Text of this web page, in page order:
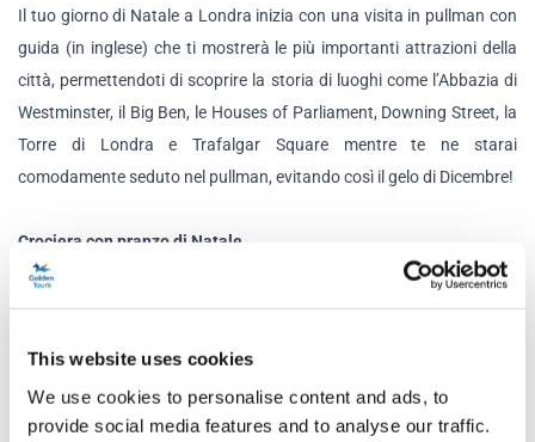
This website uses cookies
We use cookies to personalise content and ads, to
provide social media features and to analyse our traffic.
Il tuo giorno di Natale a Londra inizia con una visita in pullman con
guida (in inglese) che ti mostrerà le più importanti attrazioni della
città, permettendoti di scoprire la storia di luoghi come l’Abbazia di
Westminster, il Big Ben, le Houses of Parliament, Downing Street, la
Torre di Londra e Trafalgar Square mentre te ne starai
comodamente seduto nel pullman, evitando così il gelo di Dicembre!
Crociera con pranzo di Natale
Dopo il tuo tour panoramico di Londra, sarai condotto al molo di
Tower (Tower Pier) e salirai a bordo di una Millennium Riverliner per
accogliere a bordo dal nostro impeccabile staff che ti servirà un
bicchiere di spumante di benvenuto e si assicurerà che la tua
giornata proceda nel migliore dei modi, fra cibo eccellente,